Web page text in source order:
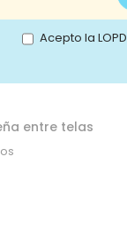
nuestro
boletín
de
Acepto la LOPD
entre telas